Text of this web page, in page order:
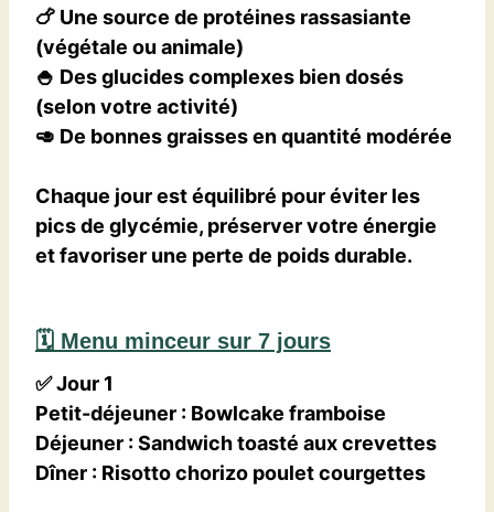
🍗 Une source de protéines rassasiante
(végétale ou animale)
🍚 Des glucides complexes bien dosés
(selon votre activité)
🥑 De bonnes graisses en quantité modérée
Chaque jour est équilibré pouréviter les
pics de glycémie, préserver votre énergie
etfavoriser une perte de poids durable.
🗓️ Menu minceur sur 7 jours
✅Jour 1
Petit-déjeuner : Bowlcake framboise
Déjeuner :Sandwich toasté aux crevettes
Dîner : Risotto chorizo poulet courgettes